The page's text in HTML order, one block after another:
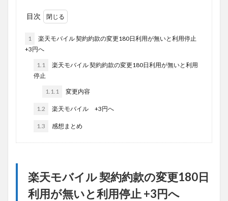
目次
1
楽天モバイル 契約約款の変更180日利用が無いと利用停止
+3円へ
1.1
楽天モバイル 契約約款の変更180日利用が無いと利用
停止
1.1.1 変更内容
1.2 楽天モバイル +3円へ
1.3 感想まとめ
楽天モバイル 契約約款の変更180日
利用が無いと利用停止 +3円へ